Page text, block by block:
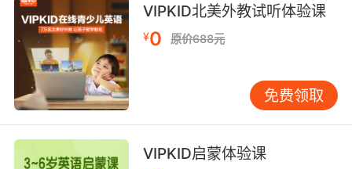
7. Best I can tell, schi a is actually nanoscale
turbulences caused by cochlear quantum
totalities abrading in parallel.
尽我所知 蜗音其实是纳米级别的气流 由耳蜗量子
整体通过平行研磨产生
VIPKID北美外教试听体验课
¥0 原价688元
免费领取
VIPKID启蒙体验课